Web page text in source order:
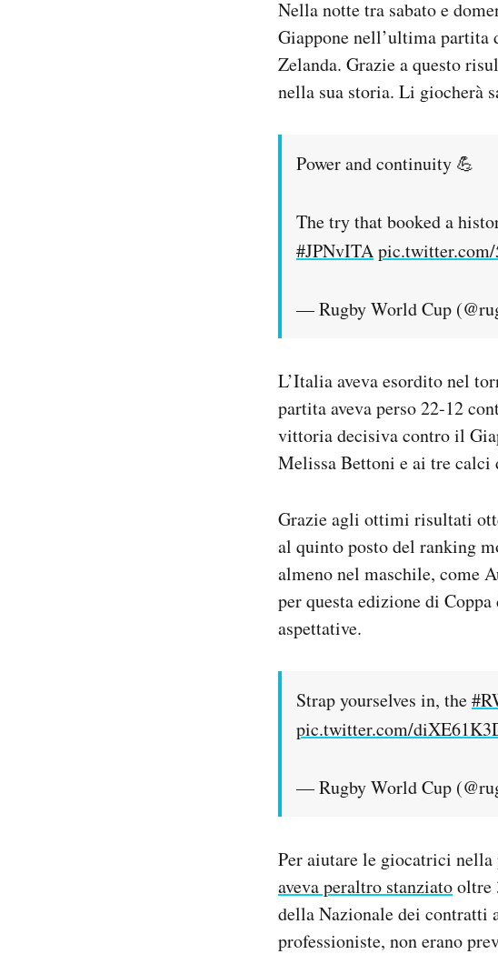
Nella notte tra sabato e
Giappone nell’ultima partita
Zelanda. Grazie a questo
nella sua storia. Li giocherà
Power and continuity 💪
The try that booked a
#JPNvITA
— Rugby World Cup
L’Italia aveva esordito nel
partita aveva perso 22-12
vittoria decisiva contro il
Melissa Bettoni e ai tre
Grazie agli ottimi risultati
al quinto posto del ranking
almeno nel maschile, come
per questa edizione di
aspettative.
Strap yourselves in, the
pic.twitter.com/
— Rugby World Cup
Per aiutare le giocatrici nella
aveva peraltro stanziatooltre
della Nazionale dei contratti
professioniste, non erano